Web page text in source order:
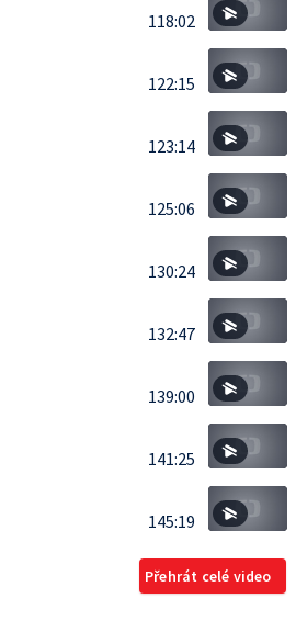
118:02
122:15
123:14
125:06
130:24
132:47
139:00
141:25
145:19
Přehrát celé video